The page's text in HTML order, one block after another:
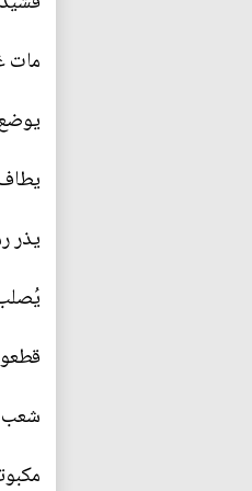
مات
يذر
شعب